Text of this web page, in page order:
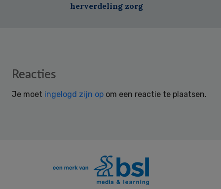
herverdeling zorg
Reader
Reacties
Je moet ingelogd zijn op om een reactie te plaatsen.